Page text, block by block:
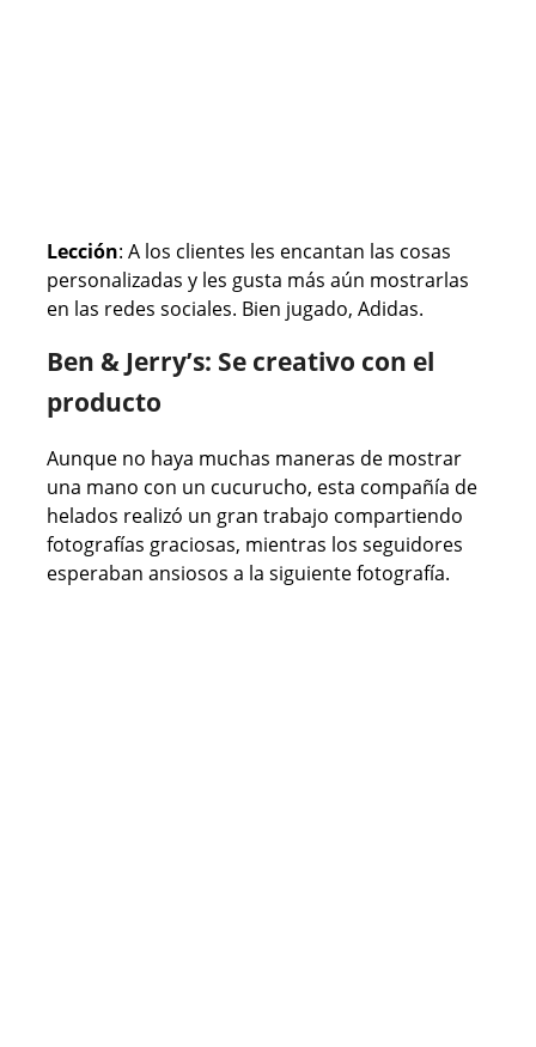
Lección: A los clientes les encantan las cosas
personalizadas y les gusta más aún mostrarlas
en las redes sociales. Bien jugado, Adidas.
Ben & Jerry’s: Se creativo con el
producto
Aunque no haya muchas maneras de mostrar
una mano con un cucurucho, esta compañía de
helados realizó un gran trabajo compartiendo
fotografías graciosas, mientras los seguidores
esperaban ansiosos a la siguiente fotografía.